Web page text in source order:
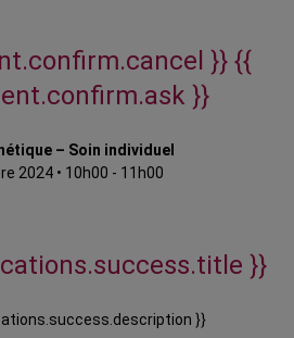
}} {{
}}
– Soin individuel
2024• 10h00 - 11h00
}}
}}